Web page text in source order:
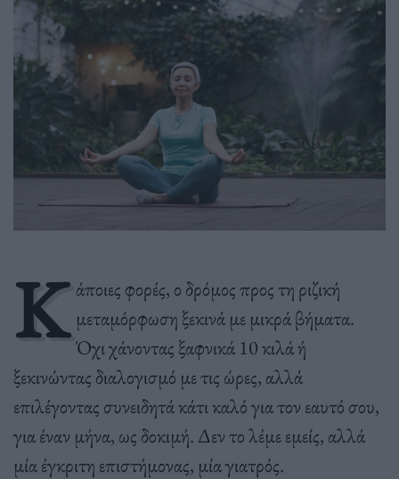
Κ άποιες φορές, ο δρόμος προς τη ριζική
μεταμόρφωση ξεκινά με μικρά βήματα.
Όχι χάνοντας ξαφνικά 10 κιλά ή
ξεκινώντας διαλογισμό με τις ώρες, αλλά
επιλέγοντας συνειδητά κάτι καλό για τον εαυτό σου,
για έναν μήνα, ως δοκιμή. Δεν το λέμε εμείς, αλλά
μία έγκριτη επιστήμονας, μία γιατρός.